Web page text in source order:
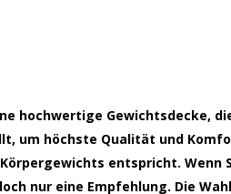
hochwertige Gewichtsdecke,
um höchste Qualität und
entspricht.
nur eine Empfehlung. Die